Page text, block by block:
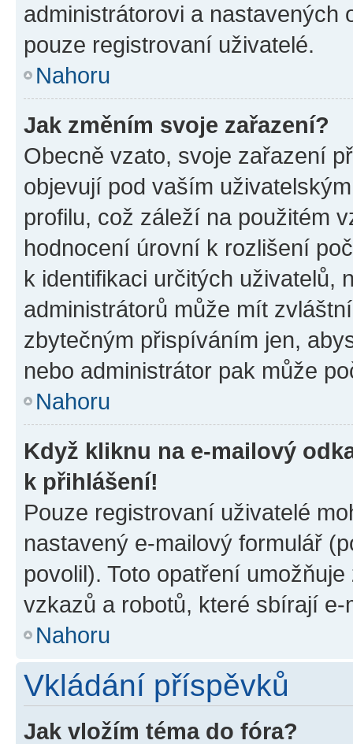
administrátorovi a nastavených
pouze registrovaní uživatelé.
Nahoru
Jak změním svoje zařazení?
Obecně vzato, svoje zařazení
objevují pod vaším
profilu, což záleží na použitém
hodnocení úrovní k rozlišení
k identifikaci určitých uživatelů,
administrátorů může mít
zbytečným přispíváním jen,
nebo administrátor pak může
Nahoru
Když kliknu na e-mailový
k přihlášení!
Pouze registrovaní uživatelé
nastavený e-mailový formulář
povolil). Toto opatření
vzkazů a robotů, které sbírají e-
Nahoru
Vkládání příspěvků
Jak vložím téma do fóra?